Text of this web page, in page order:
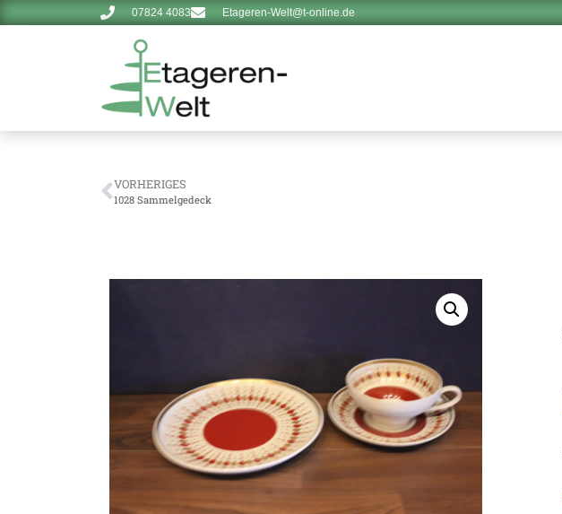
07824 4083 Etageren-Welt@t-online.de
VORHERIGES
1028 Sammelgedeck